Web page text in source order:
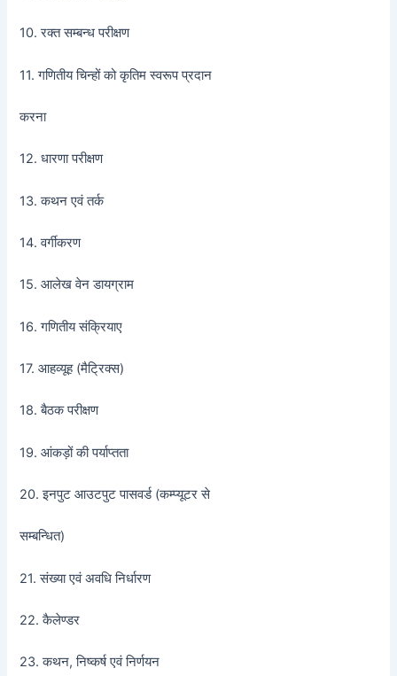
10. रक्त सम्बन्ध परीक्षण
11. गणितीय चिन्हों को कृतिम स्वरूप प्रदान
करना
12. धारणा परीक्षण
13. कथन एवं तर्क
14. वर्गीकरण
15. आलेख वेन डायग्राम
16. गणितीय संक्रियाए
17. आहव्यूह (मैट्रिक्स)
18. बैठक परीक्षण
19. आंकड़ों की पर्याप्तता
20. इनपुट आउटपुट पासवर्ड (कम्प्यूटर से
सम्बन्धित)
21. संख्या एवं अवधि निर्धारण
22. कैलेण्डर
23. कथन, निष्कर्ष एवं निर्णयन